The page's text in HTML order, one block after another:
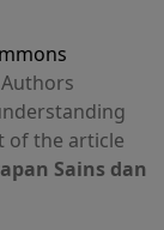
of the article
Sains dan